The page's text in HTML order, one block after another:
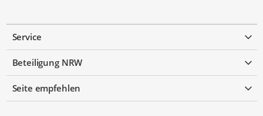
Service
Beteiligung NRW
Seite empfehlen